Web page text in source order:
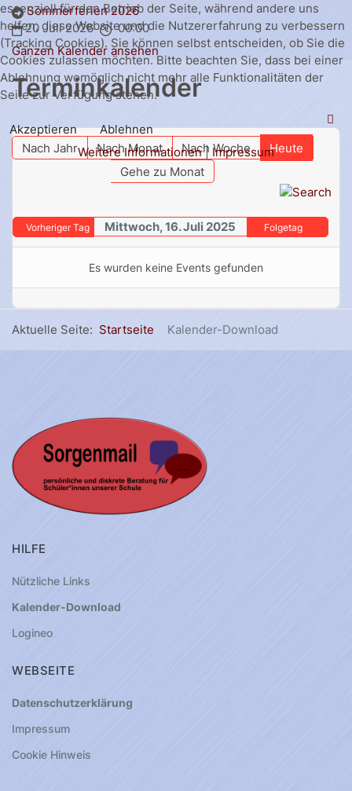
Sommerferien 2026
20 Juli 2026
00:00
Ganzen Kalender ansehen
Terminkalender
Nach Jahr Nach Monat Nach Woche
Heute
Gehe zu Monat
Vorheriger Tag Mittwoch, 16. Juli 2025 Folgetag
Es wurden keine Events gefunden
Aktuelle Seite: Startseite Kalender-Download
HILFE
Nützliche Links
Kalender-Download
Logineo
WEBSEITE
Datenschutzerklärung
Impressum
Cookie Hinweis
essenziell für den Betrieb der Seite, während andere uns
helfen, diese Website und die Nutzererfahrung zu verbessern
(Tracking Cookies). Sie können selbst entscheiden, ob Sie die
Cookies zulassen möchten. Bitte beachten Sie, dass bei einer
Ablehnung womöglich nicht mehr alle Funktionalitäten der
Seite zur Verfügung stehen.
Akzeptieren
Ablehnen
Weitere Informationen| Impressum